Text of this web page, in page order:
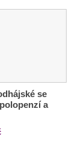
se
a